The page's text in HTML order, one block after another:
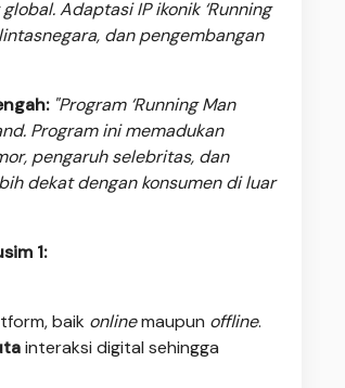
Adaptasi IP ikonik ‘Running
dan pengembangan
"Program ‘Running Man
Program ini memadukan
pengaruh selebritas, dan
dekat dengan konsumen di luar
1:
baik onlinemaupun offline.
interaksi digital sehingga